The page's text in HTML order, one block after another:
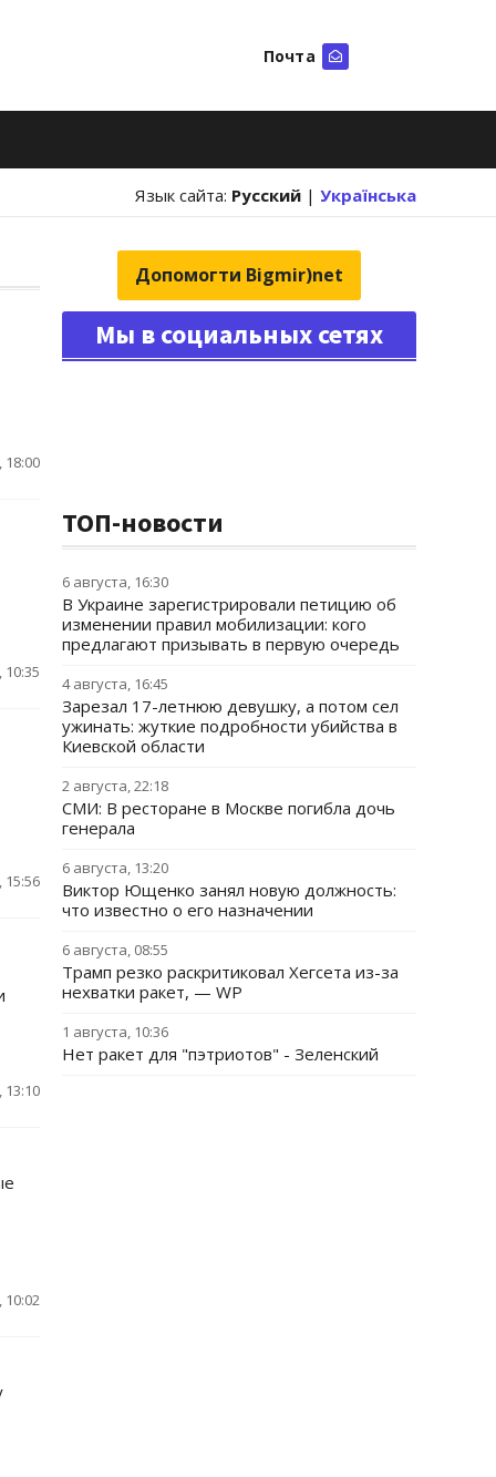
Почта
Язык сайта: Русский | Українська
18:00
15:56
13:10
10:02
Допомогти Bigmir)net
Мы в социальных сетях
ТОП-новости
6 августа, 16:30
В Украине зарегистрировали петицию об
изменении правил мобилизации: кого
предлагают призывать в первую очередь
4 августа, 16:45
Зарезал 17-летнюю девушку, а потом сел
ужинать: жуткие подробности убийства в
Киевской области
2 августа, 22:18
СМИ: В ресторане в Москве погибла дочь
генерала
6 августа, 13:20
Виктор Ющенко занял новую должность:
что известно о его назначении
6 августа, 08:55
Трамп резко раскритиковал Хегсета из-за
нехватки ракет, — WP
1 августа, 10:36
Нет ракет для "пэтриотов" - Зеленский